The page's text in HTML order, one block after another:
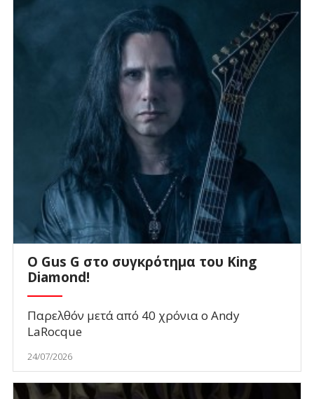
O Gus G στο συγκρότημα του King
Diamond!
Παρελθόν μετά από 40 χρόνια ο Andy
LaRocque
24/07/2026